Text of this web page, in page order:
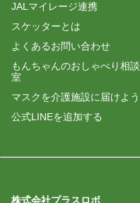
JALマイレージ連携
スケッターとは
よくあるお問い合わせ
もんちゃんのおしゃべり相談
室
マスクを介護施設に届けよう
公式LINEを追加する
株式会社プラスロボ